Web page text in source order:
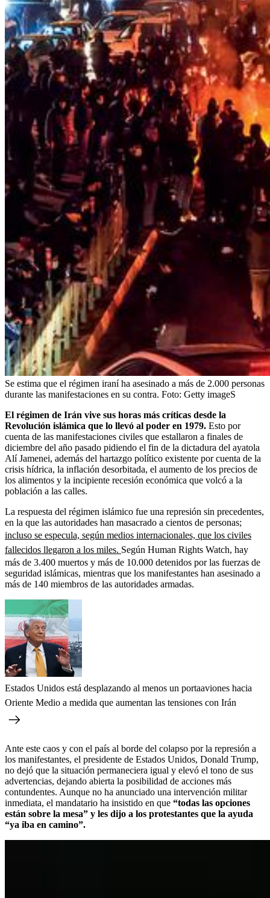
Se estima que el régimen iraní ha asesinado a más de 2.000 personas
durante las manifestaciones en su contra. Foto: Getty imageS
El régimen de Irán vive sus horas más críticas desde la
Revolución islámica que lo llevó al poder en 1979. Esto por
cuenta de las manifestaciones civiles que estallaron a finales de
diciembre del año pasado pidiendo el fin de la dictadura del ayatola
Alí Jamenei, además del hartazgo político existente por cuenta de la
crisis hídrica, la inflación desorbitada, el aumento de los precios de
los alimentos y la incipiente recesión económica que volcó a la
población a las calles.
La respuesta del régimen islámico fue una represión sin precedentes,
en la que las autoridades han masacrado a cientos de personas;
incluso se especula, según medios internacionales, que los civiles
fallecidos llegaron a los miles. Según Human Rights Watch, hay
más de 3.400 muertos y más de 10.000 detenidos por las fuerzas de
seguridad islámicas, mientras que los manifestantes han asesinado a
más de 140 miembros de las autoridades armadas.
Estados Unidos está desplazando al menos un portaaviones hacia
Oriente Medio a medida que aumentan las tensiones con Irán
Ante este caos y con el país al borde del colapso por la represión a
los manifestantes, el presidente de Estados Unidos, Donald Trump,
no dejó que la situación permaneciera igual y elevó el tono de sus
advertencias, dejando abierta la posibilidad de acciones más
contundentes. Aunque no ha anunciado una intervención militar
inmediata, el mandatario ha insistido en que “todas las opciones
están sobre la mesa” y les dijo a los protestantes que la ayuda
“ya iba en camino”.